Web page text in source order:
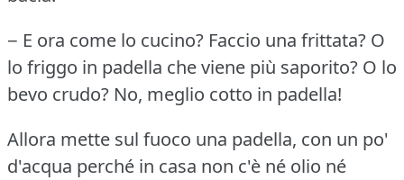
− E ora come lo cucino? Faccio una frittata? O
lo friggo in padella che viene più saporito? O lo
bevo crudo? No, meglio cotto in padella!
Allora mette sul fuoco una padella, con un po'
d'acqua perché in casa non c'è né olio né